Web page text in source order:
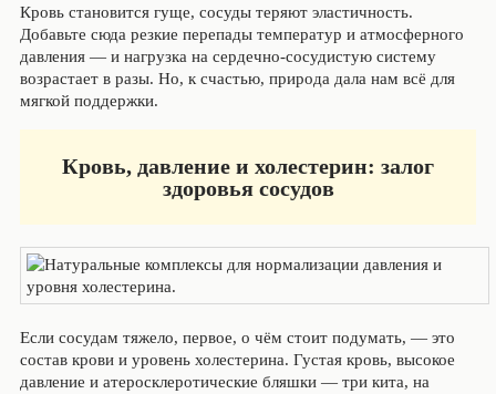
Кровь становится гуще, сосуды теряют эластичность.
Добавьте сюда резкие перепады температур и атмосферного
давления — и нагрузка на сердечно‑сосудистую систему
возрастает в разы. Но, к счастью, природа дала нам всё для
мягкой поддержки.
Кровь, давление и холестерин: залог
здоровья сосудов
Если сосудам тяжело, первое, о чём стоит подумать, — это
состав крови и уровень холестерина. Густая кровь, высокое
давление и атеросклеротические бляшки — три кита, на